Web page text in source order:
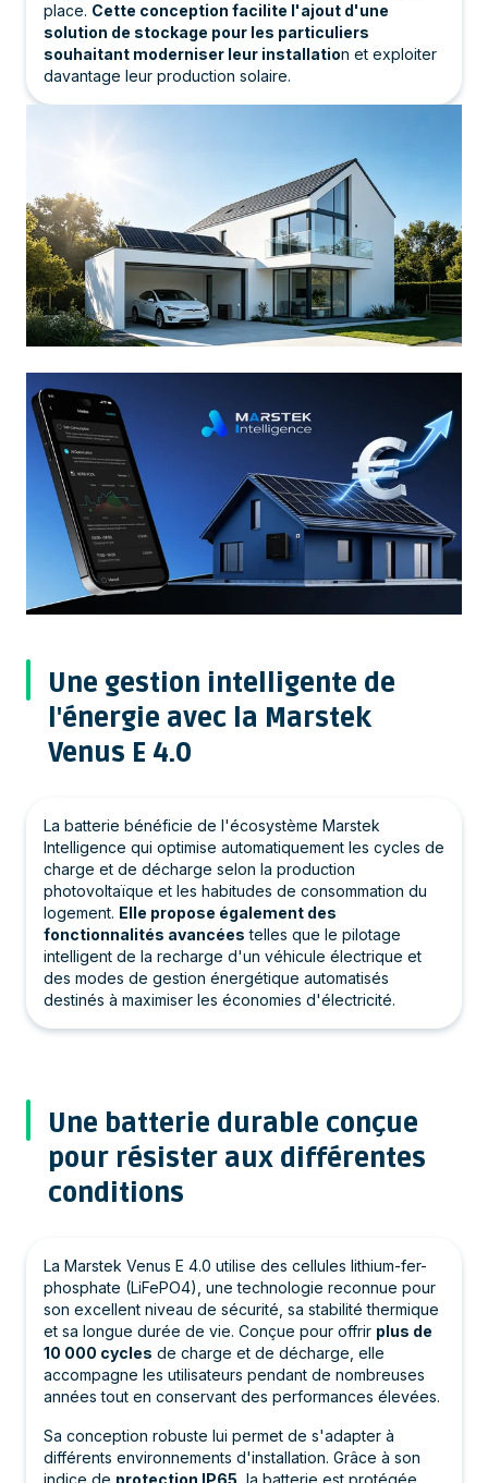
place. Cette conception facilite l'ajout d'une
solution de stockage pour les particuliers
souhaitant moderniser leur installation et exploiter
davantage leur production solaire.
Une gestion intelligente de
l'énergie avec la Marstek
Venus E 4.0
La batterie bénéficie de l'écosystème Marstek
Intelligence qui optimise automatiquement les cycles de
charge et de décharge selon la production
photovoltaïque et les habitudes de consommation du
logement. Elle propose également des
fonctionnalités avancées telles que le pilotage
intelligent de la recharge d'un véhicule électrique et
des modes de gestion énergétique automatisés
destinés à maximiser les économies d'électricité.
Une batterie durable conçue
pour résister aux différentes
conditions
La Marstek Venus E 4.0 utilise des cellules lithium-fer-
phosphate (LiFePO4), une technologie reconnue pour
son excellent niveau de sécurité, sa stabilité thermique
et sa longue durée de vie. Conçue pour offrir plus de
10 000 cycles de charge et de décharge, elle
accompagne les utilisateurs pendant de nombreuses
années tout en conservant des performances élevées.
Sa conception robuste lui permet de s'adapter à
différents environnements d'installation. Grâce à son
indice de protection IP65 , la batterie est protégée